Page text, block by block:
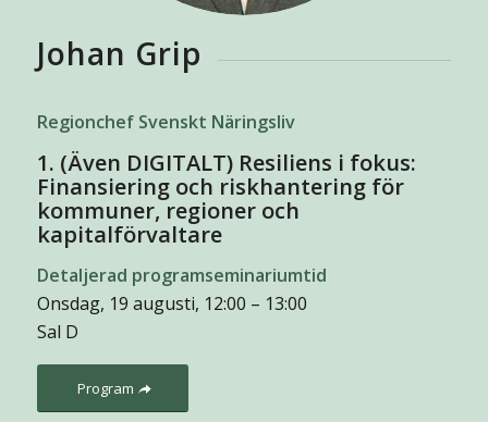
Johan Grip
Regionchef Svenskt Näringsliv
1. (Även DIGITALT) Resiliens i fokus:
Finansiering och riskhantering för
kommuner, regioner och
kapitalförvaltare
Detaljerad programseminariumtid
Onsdag, 19 augusti, 12:00 – 13:00
Sal D
Program